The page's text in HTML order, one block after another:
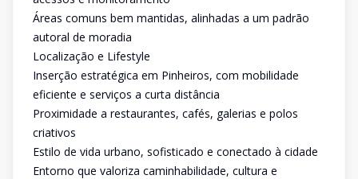
Áreas comuns bem mantidas, alinhadas a um padrão
autoral de moradia
Localização e Lifestyle
Inserção estratégica em Pinheiros, com mobilidade
eficiente e serviços a curta distância
Proximidade a restaurantes, cafés, galerias e polos
criativos
Estilo de vida urbano, sofisticado e conectado à cidade
Entorno que valoriza caminhabilidade, cultura e